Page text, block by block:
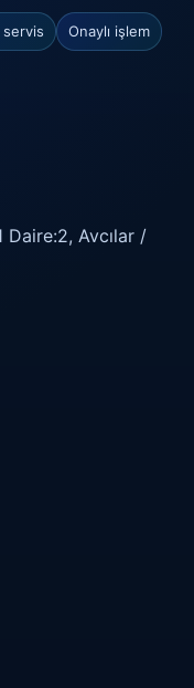
servis Onaylı işlem
Daire:2, Avcılar /